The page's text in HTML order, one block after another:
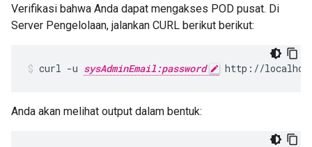
Verifikasi bahwa Anda dapat mengakses POD pusat. Di
Server Pengelolaan, jalankan CURL berikut berikut:
curl -u sysAdminEmail:password http://
Anda akan melihat output dalam bentuk: